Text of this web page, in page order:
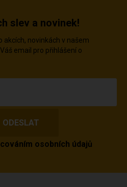
slev a novinek!
novinkách v našem
email pro přihlášení o
osobních údajů